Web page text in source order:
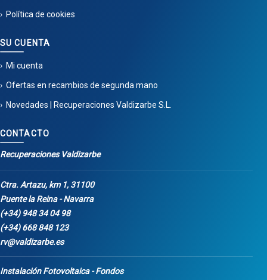
Política de cookies
SU CUENTA
Mi cuenta
Ofertas en recambios de segunda mano
Novedades | Recuperaciones Valdizarbe S.L.
CONTACTO
Recuperaciones Valdizarbe
Ctra. Artazu, km 1, 31100
Puente la Reina - Navarra
(+34) 948 34 04 98
(+34) 668 848 123
rv@valdizarbe.es
Instalación Fotovoltaica - Fondos